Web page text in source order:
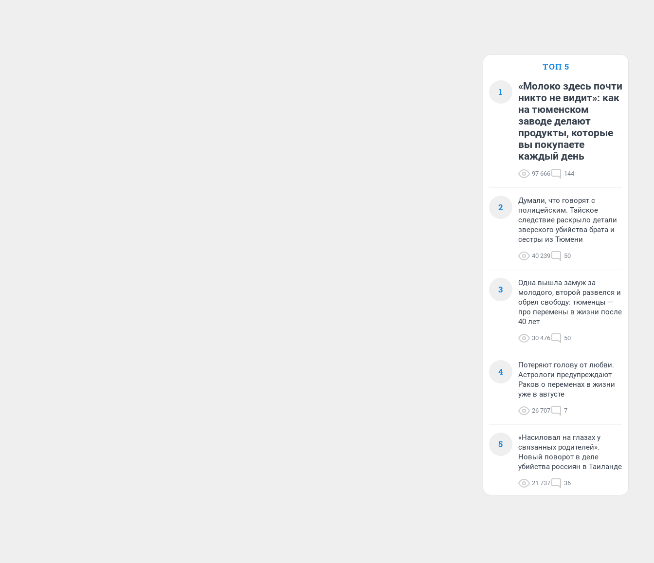
ТОП 5
1
«Молоко здесь почти
никто не видит»: как
на тюменском
заводе делают
продукты, которые
вы покупаете
каждый день
97 666 144
2
Думали, что говорят с
полицейским. Тайское
следствие раскрыло детали
зверского убийства брата и
сестры из Тюмени
40 239 50
3
Одна вышла замуж за
молодого, второй развелся и
обрел свободу: тюменцы —
про перемены в жизни после
40 лет
30 476 50
4
Потеряют голову от любви.
Астрологи предупреждают
Раков о переменах в жизни
уже в августе
26 707 7
5
«Насиловал на глазах у
связанных родителей».
Новый поворот в деле
убийства россиян в Таиланде
21 737 36